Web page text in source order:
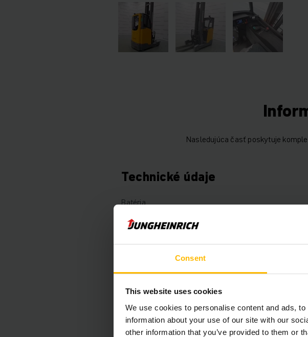
Consent
This website uses cookies
We use cookies to personalise content and ads,
information about your use of our site with our
other information that you’ve provided to them or
Nasledujúca časť poskytuje
Technické údaje
Batéria
Rok výroby batérie
Rok
Nosnosť